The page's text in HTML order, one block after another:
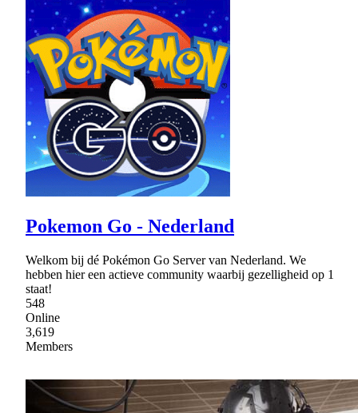
Pokemon Go - Nederland
Welkom bij dé Pokémon Go Server van Nederland. We
hebben hier een actieve community waarbij gezelligheid op 1
staat!
548
Online
3,619
Members